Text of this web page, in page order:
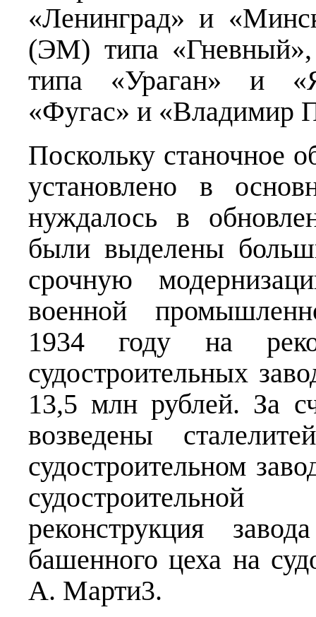
«Ленинград» и
(ЭМ) типа
типа «Ураган» и
«Фугас» и «Владимир
Поскольку станочное
установлено в
нуждалось в
были выделены
срочную
военной
1934 году на
судостроительных
13,5 млн рублей. За
возведены
судостроительном
реконструкция
башенного цеха на
А. Марти3.